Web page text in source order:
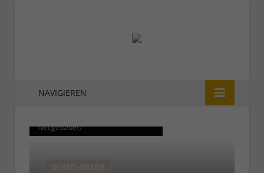
NAVIGIEREN
Neugebauer)
DÜSSEL-BILDER
Neugebauer)